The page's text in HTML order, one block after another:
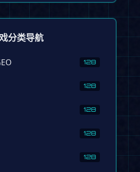
分类导航
128
128
128
128
128